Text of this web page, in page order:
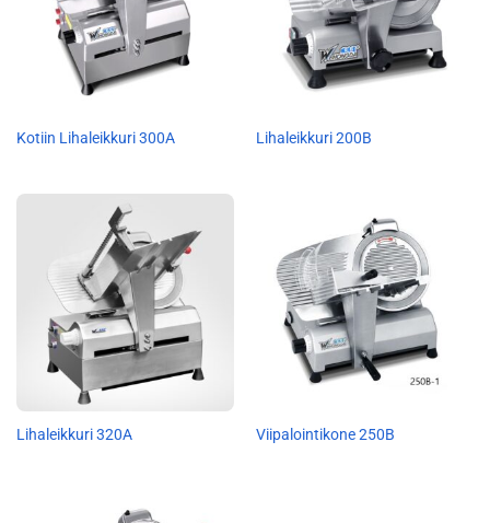
Kotiin Lihaleikkuri 300A Lihaleikkuri 200B
Lihaleikkuri 320A Viipalointikone 250B